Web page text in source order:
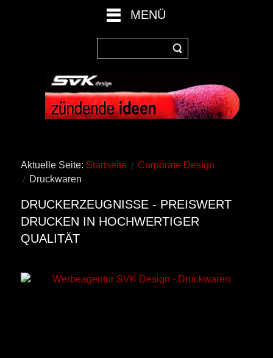
MENÜ
Aktuelle Seite: Startseite
Corporate Design
Druckwaren
DRUCKERZEUGNISSE - PREISWERT
DRUCKEN IN HOCHWERTIGER
QUALITÄT